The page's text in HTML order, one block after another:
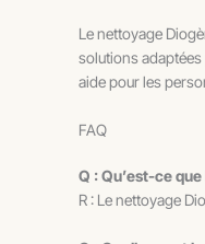
Le nettoyage
solutions adaptées
aide pour les
FAQ
Q : Qu’est-ce
R : Le nettoyage